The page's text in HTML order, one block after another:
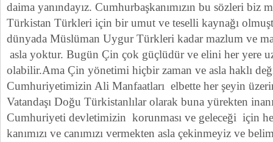
daima yanındayız. Cumhurbaşkanımızın bu sözleri biz
Türkistan Türkleri için bir umut ve teselli kaynağı
dünyada Müslüman Uygur Türkleri kadar mazlum ve
asla yoktur. Bugün Çin çok güçlüdür ve elini her yere
olabilir.Ama Çin yönetimi hiçbir zaman ve asla haklı
Cumhuriyetimizin Ali Manfaatları elbette her şeyin
Vatandaşı Doğu Türkistanlılar olarak buna yürekten
Cumhuriyeti devletimizin korunması ve geleceği için
kanımızı ve canımızı vermekten asla çekinmeyiz ve